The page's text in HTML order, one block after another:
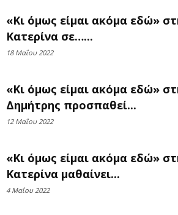
«Κι όμως είμαι ακόμα εδώ»
Κατερίνα σε…...
18 Μαΐου 2022
«Κι όμως είμαι ακόμα εδώ»
Δημήτρης προσπαθεί...
12 Μαΐου 2022
«Κι όμως είμαι ακόμα εδώ»
Κατερίνα μαθαίνει...
4 Μαΐου 2022